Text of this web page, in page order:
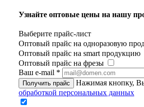
Узнайте оптовые цены на нашу
Выберите прайс-лист
Оптовый прайс на одноразовую
Оптовый прайс на smart продукцию
Оптовый прайс на фрезы
Ваш e-mail *
Получить прайс Нажимая кнопку,
обработкой персональных данных